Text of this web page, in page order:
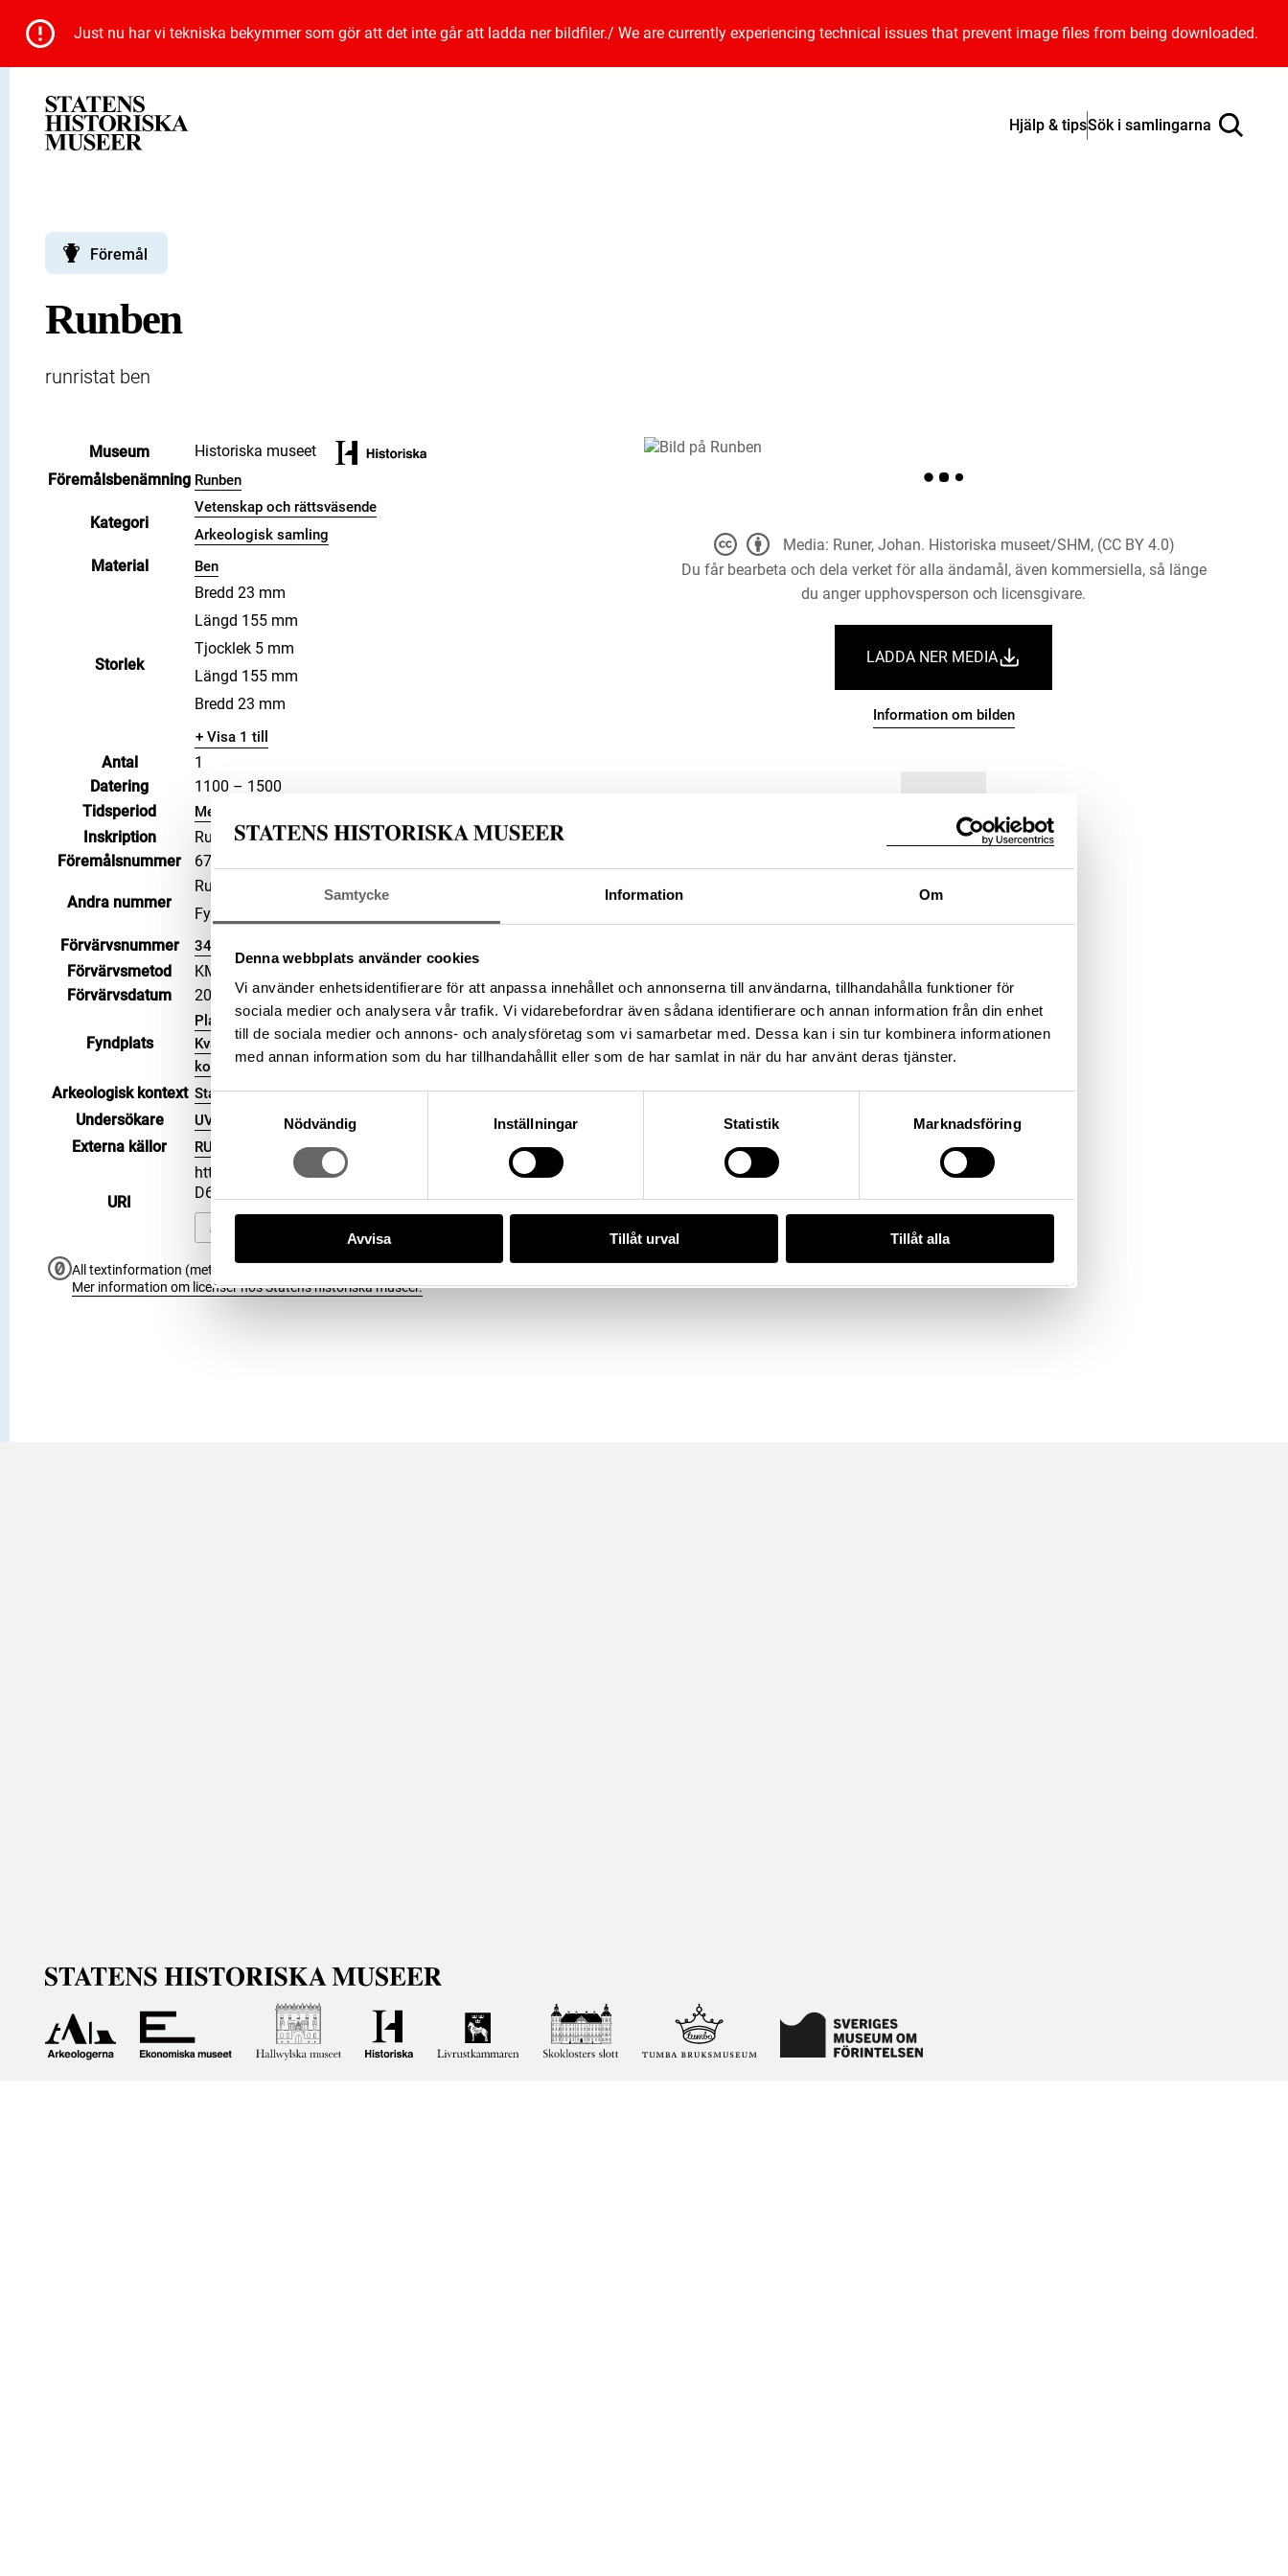
Samtycke Information Om
Denna webbplats använder cookies
Vi använder enhetsidentifierare för att anpassa innehållet och annonserna till användarna, tillhandahålla funktioner för
sociala medier och analysera vår trafik. Vi vidarebefordrar även sådana identifierare och annan information från din enhet
till de sociala medier och annons- och analysföretag som vi samarbetar med. Dessa kan i sin tur kombinera informationen
med annan information som du har tillhandahållit eller som de har samlat in när du har använt deras tjänster.
Nödvändig
Inställningar Statistik Marknadsföring
Avvisa Tillåt urval Tillåt alla
Just nu har vi tekniska bekymmer som gör att det inte går att ladda ner bildfiler./ We are currently experiencing technical issues that prevent image files from being downloaded.
Hjälp & tipsSök i samlingarna
Föremål
Runben
runristat ben
Museum
Historiska museet
Föremålsbenämning Runben
Kategori
Vetenskap och rättsväsende
Arkeologisk samling
Material Ben
Storlek
Bredd 23 mm
Längd 155 mm
Tjocklek 5 mm
Längd 155 mm
Bredd 23 mm
+ Visa 1 till
Antal
1
Datering
1100 – 1500
Tidsperiod
Medeltid
Inskription
Runor
Föremålsnummer
67680_HST
Andra nummer
Runsignum: U NOR1998;27B
Fyndnummer: 9207
Förvärvsnummer
34821
Förvärvsmetod
KML
Förvärvsdatum
2007
Fyndplats
Plats: Kvarteret Kransen, Fornlämning: L1941:2293, Fastighet:
Kvarteret Kransen 3, Socken: Uppsala socken, Kommun: Uppsala
kommun, Landskap: Uppland, Land: Sverige
Arkeologisk kontext Stadslager
Undersökare UV
Externa källor RUNOR
URI
https://samlingar.shm.se/object/8D5FE8C1-1E14-468B-AE7A-
D639CCB71ECB
All textinformation (metadata) på denna sida är fri att använda enligt licensen CC0.
Mer information om licenser hos Statens historiska museer.
Media: Runer, Johan. Historiska museet/SHM, (CC BY 4.0)
Du får bearbeta och dela verket för alla ändamål, även kommersiella, så länge
du anger upphovsperson och licensgivare.
LADDA NER MEDIA
Information om bilden